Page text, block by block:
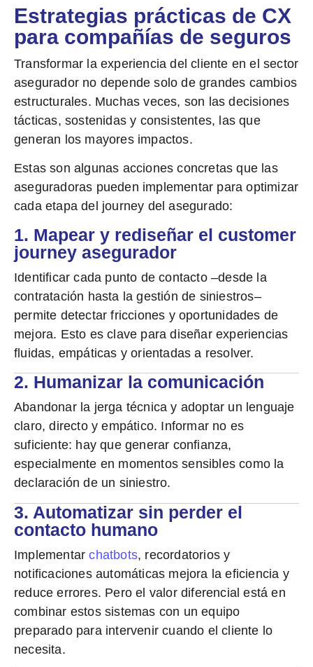
Estrategias prácticas de CX
para compañías de seguros
Transformar la experiencia del cliente en el sector
asegurador no depende solo de grandes cambios
estructurales. Muchas veces, son lasdecisiones
tácticas, sostenidas y consistentes, las que
generan los mayores impactos.
Estas son algunas acciones concretas que las
aseguradoras pueden implementar para optimizar
cada etapa del journey del asegurado:
1. Mapear y rediseñar el customer
journey asegurador
Identificar cada punto de contacto –desde la
contratación hasta la gestión de siniestros–
permite detectar fricciones y oportunidades de
mejora. Esto es clave para diseñar experiencias
fluidas, empáticas y orientadas a resolver.
2. Humanizar la comunicación
Abandonar la jerga técnica y adoptar un lenguaje
claro, directo y empático. Informar no es
suficiente: hay que generar confianza,
especialmente en momentos sensibles como la
declaración de un siniestro.
3. Automatizar sin perder el
contacto humano
Implementarchatbots, recordatorios y
notificaciones automáticas mejora la eficiencia y
reduce errores. Pero el valor diferencial está en
combinar estos sistemas con un equipo
preparado para intervenir cuando el cliente lo
necesita.